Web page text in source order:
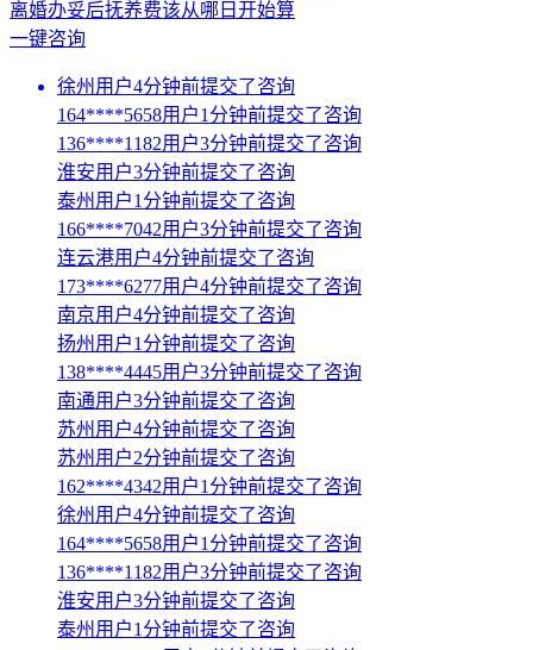
离婚办妥后抚养费该从哪日开始算
一键咨询
徐州用户4分钟前提交了咨询
164****5658用户1分钟前提交了咨询
136****1182用户3分钟前提交了咨询
淮安用户3分钟前提交了咨询
泰州用户1分钟前提交了咨询
166****7042用户3分钟前提交了咨询
连云港用户4分钟前提交了咨询
173****6277用户4分钟前提交了咨询
南京用户4分钟前提交了咨询
扬州用户1分钟前提交了咨询
138****4445用户3分钟前提交了咨询
南通用户3分钟前提交了咨询
苏州用户4分钟前提交了咨询
苏州用户2分钟前提交了咨询
162****4342用户1分钟前提交了咨询
徐州用户4分钟前提交了咨询
164****5658用户1分钟前提交了咨询
136****1182用户3分钟前提交了咨询
淮安用户3分钟前提交了咨询
泰州用户1分钟前提交了咨询